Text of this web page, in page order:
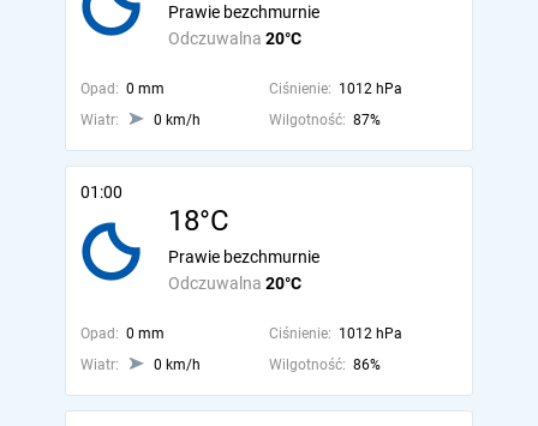
Odczuwalna 20°C
Prawie bezchmurnie
Opad: 0 mm Ciśnienie: 1012 hPa
Wiatr:
0 km/h Wilgotność: 87%
01:00
18°C
Odczuwalna 20°C
Prawie bezchmurnie
Opad: 0 mm Ciśnienie: 1012 hPa
Wiatr:
0 km/h Wilgotność: 86%